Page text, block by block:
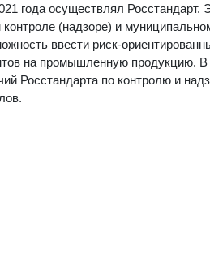
года осуществлял Росстандарт.
(надзоре) и
ввести риск-
на промышленную продукцию.
Росстандарта по контролю и